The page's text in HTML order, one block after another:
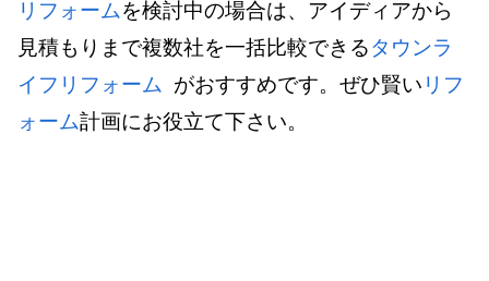
リフォームを検討中の場合は、アイディアから
見積もりまで複数社を一括比較できるタウンラ
イフ リフォーム がおすすめです。ぜひ賢い リフ
ォーム計画にお役立て下さい。